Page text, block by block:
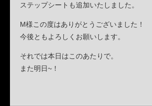
ステップシートも追加いたしました。
M様この度はありがとうございました！
今後ともよろしくお願いします。
それでは本日はこのあたりで。
また明日~！